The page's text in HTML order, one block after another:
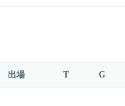
出場 T G